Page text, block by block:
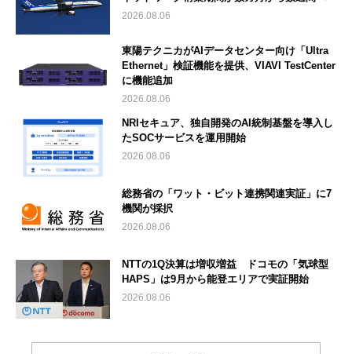
2026.08.06
東陽テクニカがAIデータセンター向け「Ultra
Ethernet」検証機能を提供、VIAVI TestCenter
に機能追加
2026.08.06
NRIセキュア、独自開発のAI統制基盤を導入し
たSOCサービスを運用開始
2026.08.06
総務省の「ワット・ビット連携関連実証」に7
機関が採択
2026.08.06
NTTの1Q決算は増収増益 ドコモの「気球型
HAPS」は9月から能登エリアで実証開始
2026.08.06